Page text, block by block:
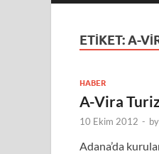
ETIKET:A-
HABER
A-Vira
10 Ekim 2012 - by
Adana’da